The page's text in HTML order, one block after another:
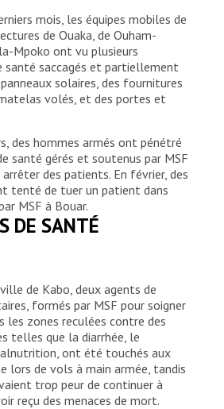
mois, les équipes mobiles de
de Ouaka, de Ouham-
Mpoko ont vu plusieurs
santé saccagés et partiellement
solaires, des fournitures
volés, et des portes et
des hommes armés ont pénétré
santé gérés et soutenus par MSF
des patients. En février, des
tenté de tuer un patient dans
MSF à Bouar.
DE SANTÉ
de Kabo, deux agents de
formés par MSF pour soigner
les zones reculées contre des
telles que la diarrhée, le
ont été touchés aux
lors de vols à main armée, tandis
trop peur de continuer à
reçu des menaces de mort.